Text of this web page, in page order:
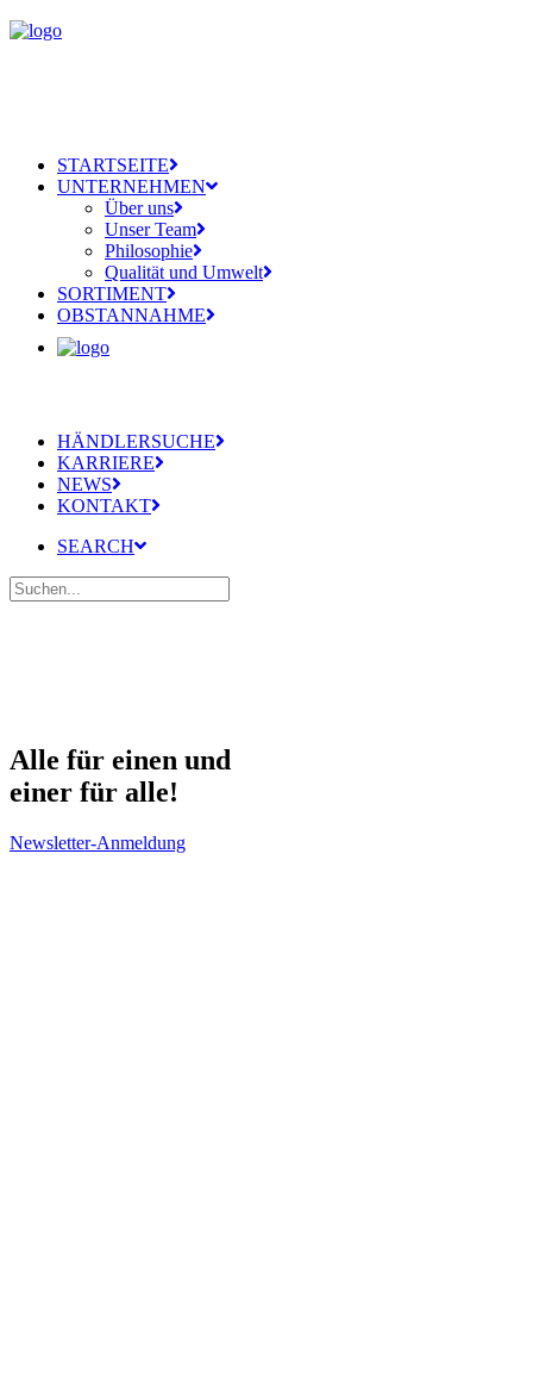
STARTSEITE
UNTERNEHMEN
Über uns
Unser Team
Philosophie
Qualität und Umwelt
SORTIMENT
OBSTANNAHME
HÄNDLERSUCHE
KARRIERE
NEWS
KONTAKT
SEARCH
Alle für einen und
einer für alle!
Newsletter-Anmeldung